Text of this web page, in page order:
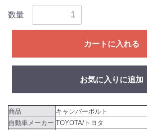
数量
カートに入れる
お気に入りに追加
商品
キャンバーボルト
自動車メーカー TOYOTA/トヨタ